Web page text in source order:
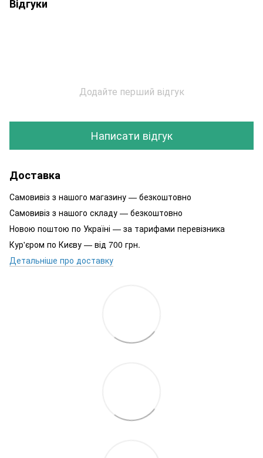
Відгуки
Додайте перший відгук
Написати відгук
Доставка
Самовивіз з нашого магазину — безкоштовно
Самовивіз з нашого складу — безкоштовно
Новою поштою по Україні — за тарифами перевізника
Кур'єром по Києву — від 700 грн.
Детальніше про доставку